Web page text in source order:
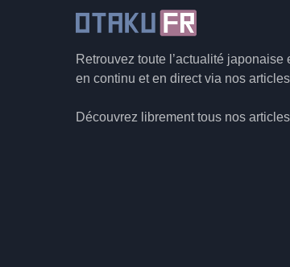
Retrouvez toute l’actualité japonaise
en continu et en direct via nos
Découvrez librement tous nos